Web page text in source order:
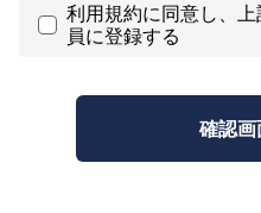
利用規約に同意し、
員に登録する